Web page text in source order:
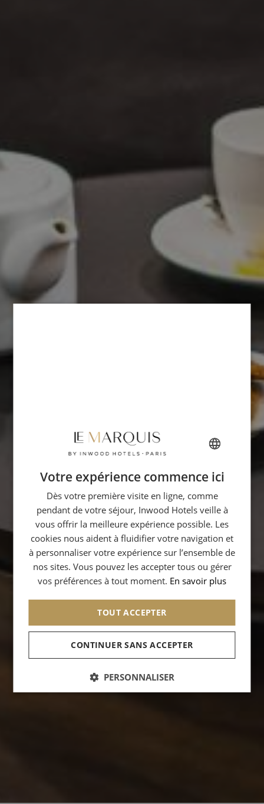
FRENCH
ENGLISH
ITALIAN
GERMAN
SPANISH
CHINESE (SIMPLIFIED)
Votre expérience commence ici
Dès votre première visite en ligne, comme
pendant de votre séjour, Inwood Hotels veille à
vous offrir la meilleure expérience possible. Les
cookies nous aident à fluidifier votre navigation et
à personnaliser votre expérience sur l’ensemble de
nos sites. Vous pouvez les accepter tous ou gérer
vos préférences à tout moment. En savoir plus
TOUT ACCEPTER
CONTINUER SANS ACCEPTER
PERSONNALISER